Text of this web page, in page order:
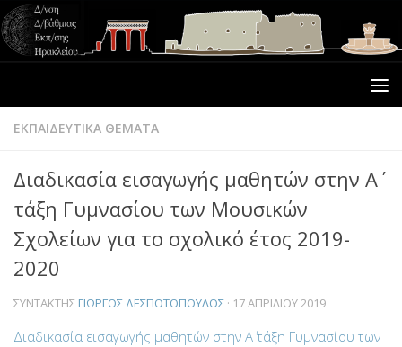
ΕΚΠΑΙΔΕΥΤΙΚΑ ΘΕΜΑΤΑ
Διαδικασία εισαγωγής μαθητών στην Α΄
τάξη Γυμνασίου των Μουσικών
Σχολείων για το σχολικό έτος 2019-
2020
ΣΥΝΤΆΚΤΗΣ ΓΙΏΡΓΟΣ ΔΕΣΠΟΤΌΠΟΥΛΟΣ · 17 ΑΠΡΙΛΊΟΥ 2019
Διαδικασία εισαγωγής μαθητών στην Α΄ τάξη Γυμνασίου των